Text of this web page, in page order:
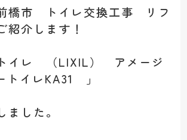
橋市 トイレ交換工事 リフ
紹介します！
イレ （LIXIL） アメージ
トイレKA31 」
ました。